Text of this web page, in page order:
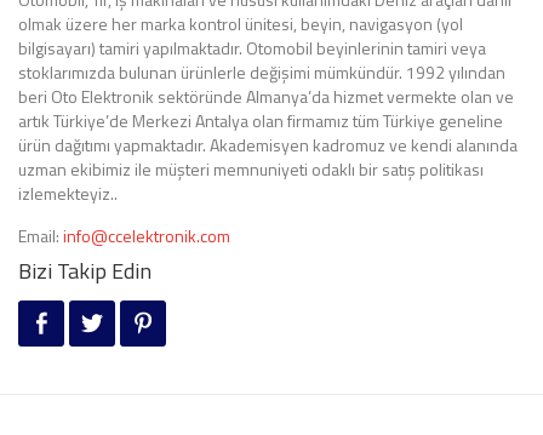
olmak üzere her marka kontrol ünitesi, beyin, navigasyon (yol
bilgisayarı) tamiri yapılmaktadır. Otomobil beyinlerinin tamiri veya
stoklarımızda bulunan ürünlerle değişimi mümkündür. 1992 yılından
beri Oto Elektronik sektöründe Almanya’da hizmet vermekte olan ve
artık Türkiye’de Merkezi Antalya olan firmamız tüm Türkiye geneline
ürün dağıtımı yapmaktadır. Akademisyen kadromuz ve kendi alanında
uzman ekibimiz ile müşteri memnuniyeti odaklı bir satış politikası
izlemekteyiz..
Email:info@ccelektronik.com
Bizi Takip Edin